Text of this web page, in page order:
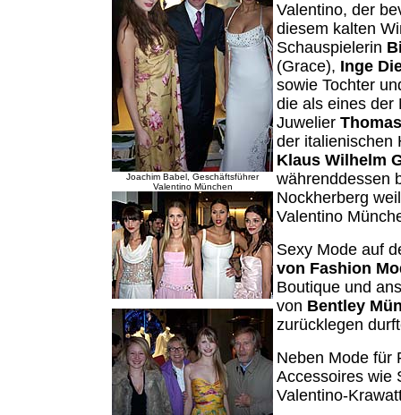
Joachim Babel, Geschäftsführer
Valentino München
Valentino, der
diesem kalten
Schauspielerin
(Grace), Inge
sowie Tochter
die als eines der
Juwelier
der italienischen
Klaus Wilhelm
währenddessen
Nockherberg
Valentino
Sexy Mode auf
von Fashion
Boutique und
von Bentley
zurücklegen
Neben Mode für
Accessoires wie
Valentino-